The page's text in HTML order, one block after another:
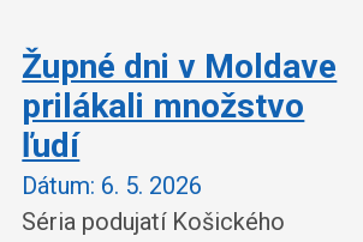
Župné dni v Moldave
prilákali množstvo
ľudí
Dátum: 6. 5. 2026
Séria podujatí Košického